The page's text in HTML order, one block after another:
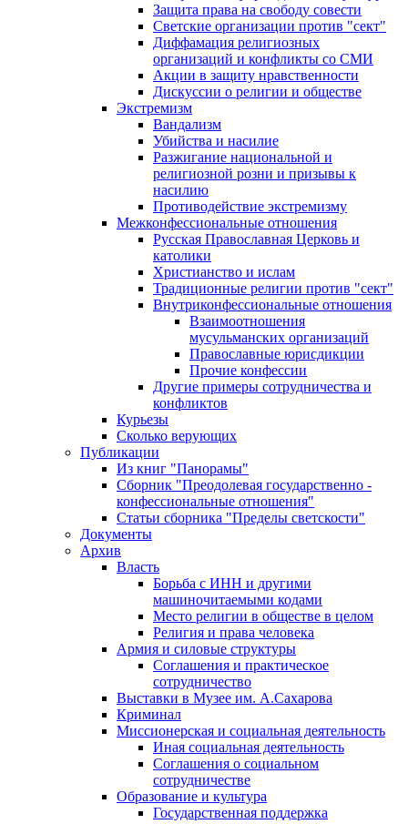
Защита права на свободу совести
Светские организации против "сект"
Диффамация религиозных
организаций и конфликты со СМИ
Акции в защиту нравственности
Дискуссии о религии и обществе
Экстремизм
Вандализм
Убийства и насилие
Разжигание национальной и
религиозной розни и призывы к
насилию
Противодействие экстремизму
Межконфессиональные отношения
Русская Православная Церковь и
католики
Христианство и ислам
Традиционные религии против "сект"
Внутриконфессиональные отношения
Взаимоотношения
мусульманских организаций
Православные юрисдикции
Прочие конфессии
Другие примеры сотрудничества и
конфликтов
Курьезы
Сколько верующих
Публикации
Из книг "Панорамы"
Сборник "Преодолевая государственно -
конфессиональные отношения"
Статьи сборника "Пределы светскости"
Документы
Архив
Власть
Борьба с ИНН и другими
машиночитаемыми кодами
Место религии в обществе в целом
Религия и права человека
Армия и силовые структуры
Соглашения и практическое
сотрудничество
Выставки в Музее им. А.Сахарова
Криминал
Миссионерская и социальная деятельность
Иная социальная деятельность
Соглашения о социальном
сотрудничестве
Образование и культура
Государственная поддержка